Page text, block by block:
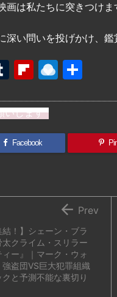
は私たちに突きつけま
深い問いを投げかけ、
T
m
bl
r
Fl
b
o
ar
R
n
dr
o
いします
Facebook
結！】シェーン・ブラ
クライム・スリラー
ィー』｜マーク・ウォ
盗団VS巨大犯罪組織
と予測不能な裏切り
 Prev